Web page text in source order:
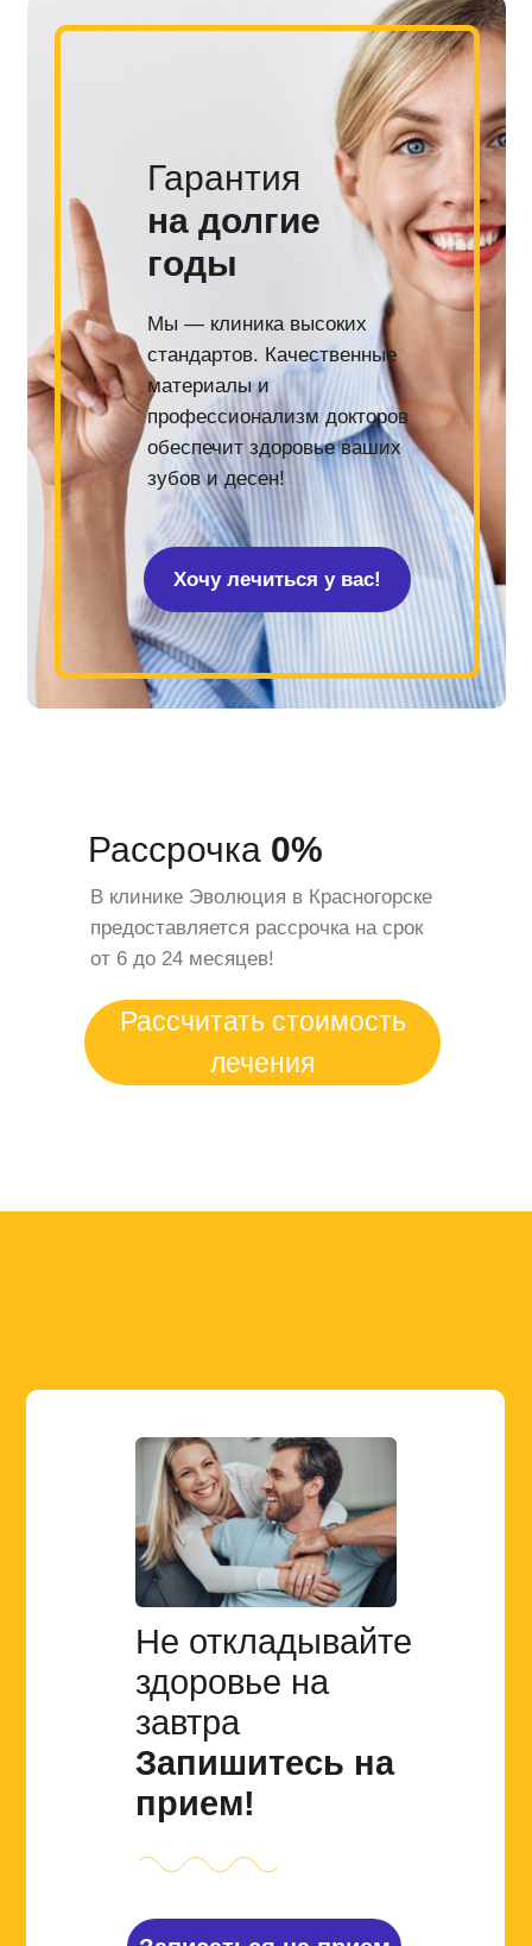
Гарантия
на долгие
годы
Мы — клиника высоких
стандартов. Качественные
материалы и
профессионализм докторов
обеспечит здоровье ваших
зубов и десен!
Хочу лечиться у вас!
Рассрочка 0%
В клинике Эволюция в Красногорске
предоставляется рассрочка на срок
от 6 до 24 месяцев!
Рассчитать стоимость
лечения
Не откладывайте
здоровье на
завтра
Запишитесь на
прием!